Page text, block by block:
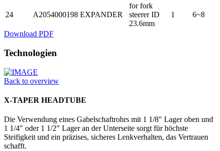
24 A2054000198 EXPANDER
for fork
steerer ID
23.6mm
1 6~8
Download PDF
Technologien
Back to overview
X-TAPER HEADTUBE
Die Verwendung eines Gabelschaftrohrs mit 1 1/8" Lager oben und
1 1/4" oder 1 1/2" Lager an der Unter­seite sorgt für höchste
Steifigkeit und ein präzises, sicheres Lenkverhalten, das Vertrauen
schafft.